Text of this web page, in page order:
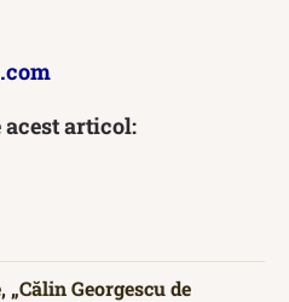
articol:
Georgescu de